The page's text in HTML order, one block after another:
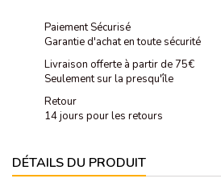
Paiement Sécurisé
Garantie d'achat en toute sécurité
Livraison offerte à partir de 75€
Seulement sur la presqu'île
Retour
14 jours pour les retours
DÉTAILS DU PRODUIT